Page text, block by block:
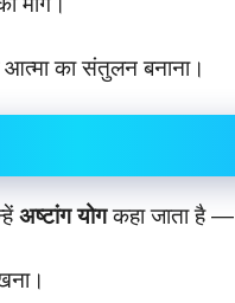
का संतुलन बनाना।
अष्टांग योगकहा जाता है —